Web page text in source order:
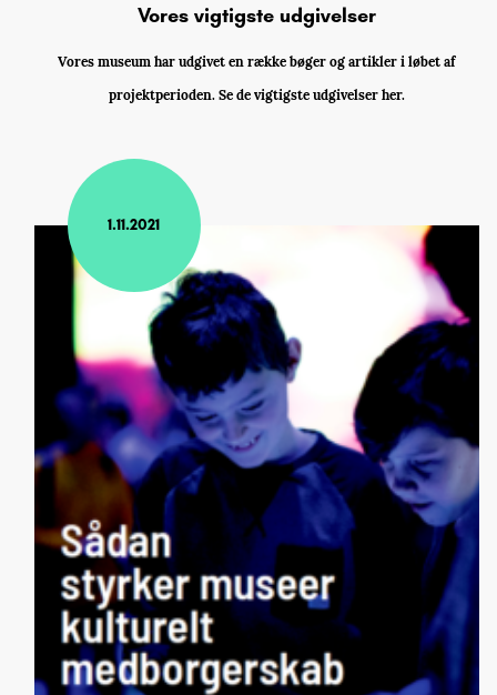
Vores vigtigste udgivelser
Vores museum har udgivet en række bøger og artikler i løbet af
projektperioden. Se de vigtigste udgivelser her.
1.11.2021